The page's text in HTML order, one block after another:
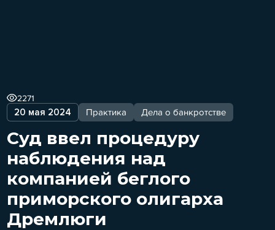
20 мая 2024 Практика Дела о банкротстве
2271
Суд ввел процедуру
наблюдения над
компанией беглого
приморского олигарха
Дремлюги